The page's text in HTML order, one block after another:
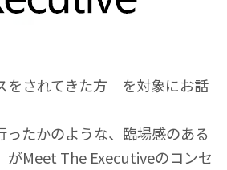
をされてきた方 を対象にお話
ったかのような、臨場感のある
がMeet The Executiveのコンセ